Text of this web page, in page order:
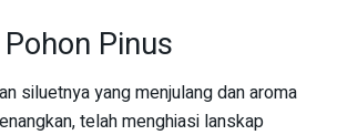
Pinus
siluetnya yang menjulang dan aroma
telah menghiasi lanskap